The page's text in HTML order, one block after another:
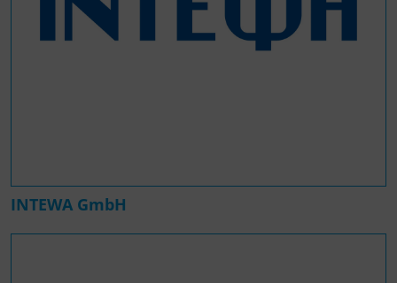
INTEWA GmbH